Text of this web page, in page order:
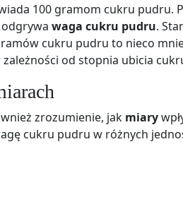
100 gramom cukru pudru.
waga cukru pudru.
cukru pudru to nieco
od stopnia ubicia
zrozumienie, jak miary
cukru pudru w różnych